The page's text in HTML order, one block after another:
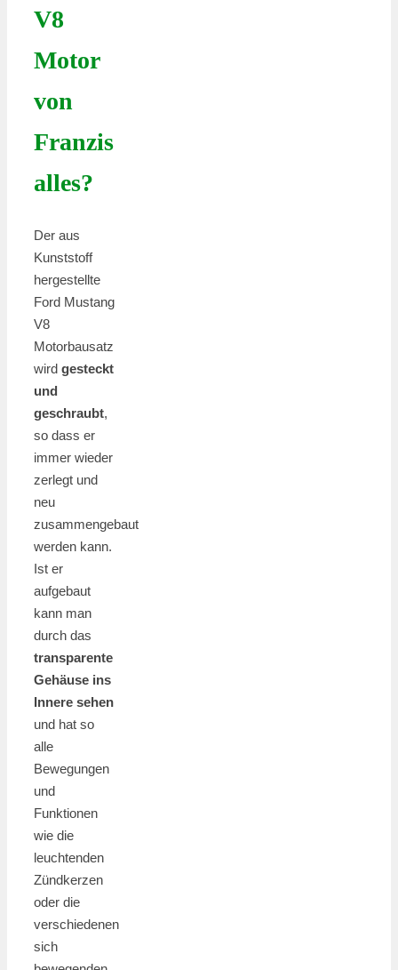
V8
Motor
von
Franzis
alles?
Der aus
Kunststoff
hergestellte
Ford Mustang
V8
Motorbausatz
wird gesteckt
und
geschraubt,
so dass er
immer wieder
zerlegt und
neu
zusammengebaut
werden kann.
Ist er
aufgebaut
kann man
durch das
transparente
Gehäuse ins
Innere sehen
und hat so
alle
Bewegungen
und
Funktionen
wie die
leuchtenden
Zündkerzen
oder die
verschiedenen
sich